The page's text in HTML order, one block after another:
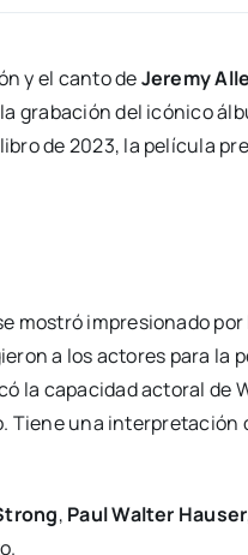
y el canto deJeremy
grabación del icónico
de 2023, la película
mostró impresionado
a los actores para la
la capacidad actoral de
una interpretación
, Paul Walter Hauser